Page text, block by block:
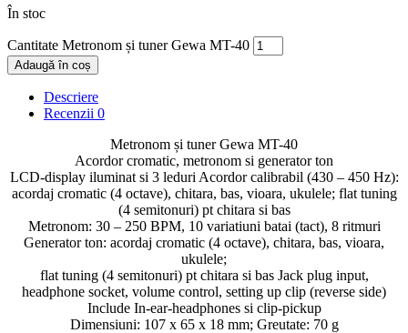
În stoc
Cantitate Metronom și tuner Gewa MT-40
Adaugă în coș
Descriere
Recenzii 0
Metronom și tuner Gewa MT-40
Acordor cromatic, metronom si generator ton
LCD-display iluminat si 3 leduri Acordor calibrabil (430 – 450 Hz):
acordaj cromatic (4 octave), chitara, bas, vioara, ukulele; flat tuning
(4 semitonuri) pt chitara si bas
Metronom: 30 – 250 BPM, 10 variatiuni batai (tact), 8 ritmuri
Generator ton: acordaj cromatic (4 octave), chitara, bas, vioara,
ukulele;
flat tuning (4 semitonuri) pt chitara si bas Jack plug input,
headphone socket, volume control, setting up clip (reverse side)
Include In-ear-headphones si clip-pickup
Dimensiuni: 107 x 65 x 18 mm; Greutate: 70 g